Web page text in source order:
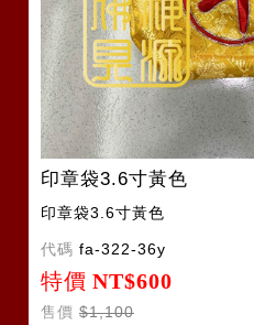
印章袋3.6寸黃色
印章袋3.6寸黃色
代碼 fa-322-36y
特價 NT$600
售價 $1,100